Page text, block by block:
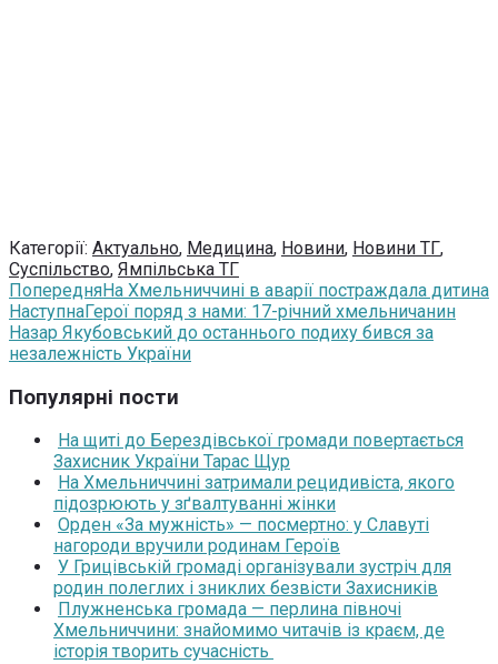
Категорії: Актуально, Медицина, Новини, Новини ТГ,
Суспільство, Ямпільська ТГ
ПопередняНа Хмельниччині в аварії постраждала дитина
НаступнаГерої поряд з нами: 17-річний хмельничанин
Назар Якубовський до останнього подиху бився за
незалежність України
Популярні пости
На щиті до Берездівської громади повертається
Захисник України Тарас Щур
На Хмельниччині затримали рецидивіста, якого
підозрюють у зґвалтуванні жінки
Орден «За мужність» — посмертно: у Славуті
нагороди вручили родинам Героїв
У Грицівській громаді організували зустріч для
родин полеглих і зниклих безвісти Захисників
Плужненська громада — перлина півночі
Хмельниччини: знайомимо читачів із краєм, де
історія творить сучасність